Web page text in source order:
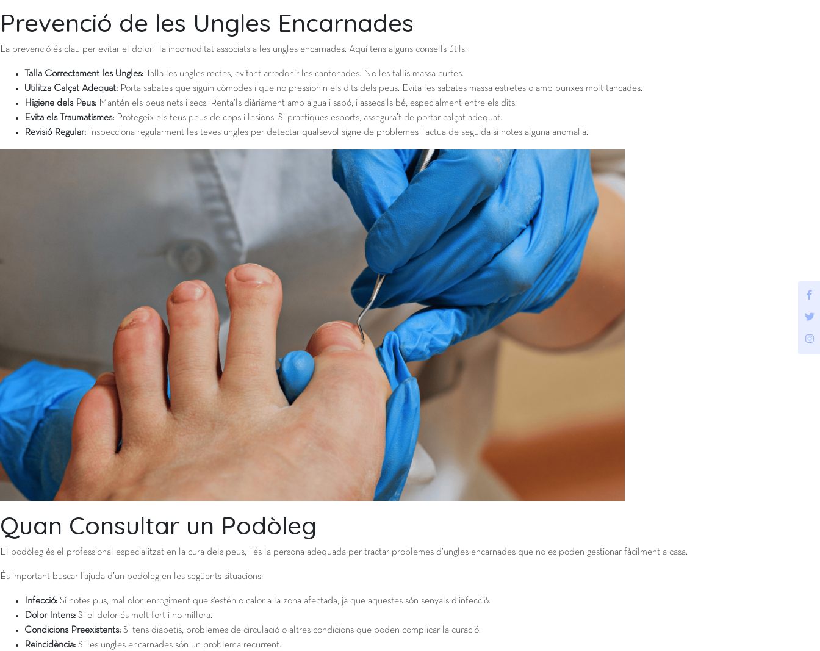
Prevenció de les Ungles Encarnades
La prevenció és clau per evitar el dolor i la incomoditat associats a les ungles encarnades. Aquí tens alguns consells útils:
Talla Correctament les Ungles: Talla les ungles rectes, evitant arrodonir les cantonades. No les tallis massa curtes.
Utilitza Calçat Adequat: Porta sabates que siguin còmodes i que no pressionin els dits dels peus. Evita les sabates massa estretes o amb punxes molt tancades.
Higiene dels Peus: Mantén els peus nets i secs. Renta’ls diàriament amb aigua i sabó, i asseca’ls bé, especialment entre els dits.
Evita els Traumatismes: Protegeix els teus peus de cops i lesions. Si practiques esports, assegura’t de portar calçat adequat.
Revisió Regular:
Inspecciona regularment les teves ungles per detectar qualsevol signe de problemes i actua de seguida si notes alguna anomalia.
Quan Consultar un Podòleg
El podòleg és el professional especialitzat en la cura dels peus, i és la persona adequada per tractar problemes d’ungles encarnades que no es poden gestionar fàcilment a casa.
És important buscar l’ajuda d’un podòleg en les següents situacions:
Infecció: Si notes pus, mal olor, enrogiment que s’estén o calor a la zona afectada, ja que aquestes són senyals d’infecció.
Dolor Intens: Si el dolor és molt fort i no millora.
Condicions Preexistents: Si tens diabetis, problemes de circulació o altres condicions que poden complicar la curació.
Reincidència: Si les ungles encarnades són un problema recurrent.